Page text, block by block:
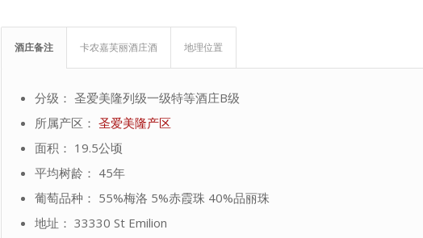
酒庄备注 卡农嘉芙丽酒庄酒 地理位置
分级： 圣爱美隆列级一级特等酒庄B级
所属产区： 圣爱美隆产区
面积： 19.5公顷
平均树龄： 45年
葡萄品种： 55%梅洛 5%赤霞珠 40%品丽珠
地址： 33330 St Emilion